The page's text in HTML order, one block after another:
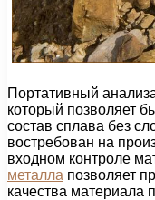
Портативный
который позволяет
состав сплава без
востребован на
входном контроле
металла позволяет
качества материала